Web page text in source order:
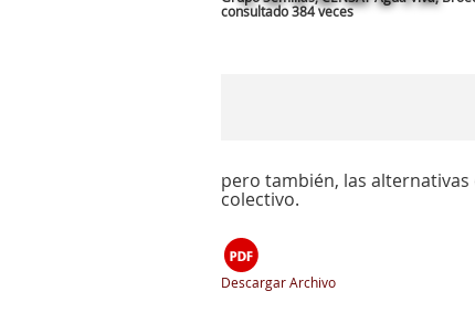
consultado 384 veces
pero también, las
colectivo.
Descargar Archivo